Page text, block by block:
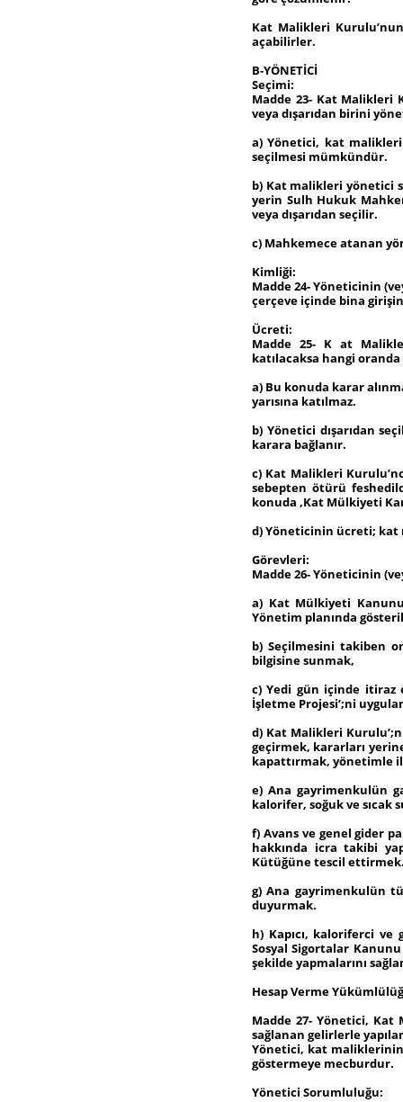
Kat Malikleri
açabilirler.
B-YÖNETİCİ
Seçimi:
Madde 23- Kat Malikleri
veya dışarıdan birini
a) Yönetici, kat
seçilmesi mümkündür.
b) Kat malikleri yönetici
yerin Sulh Hukuk
veya dışarıdan seçilir.
c) Mahkemece atanan
Kimliği:
Madde 24- Yöneticinin
çerçeve içinde bina
Ücreti:
Madde 25- K at
katılacaksa hangi
a) Bu konuda karar
yarısına katılmaz.
b) Yönetici dışarıdan
karara bağlanır.
c) Kat Malikleri
sebepten ötürü
konuda ,Kat Mülkiyeti
d) Yöneticinin ücreti; kat
Görevleri:
Madde 26- Yöneticinin
a) Kat Mülkiyeti
Yönetim planında
b) Seçilmesini takiben
bilgisine sunmak,
c) Yedi gün içinde itiraz
İşletme Projesi’;ni
d) Kat Malikleri
geçirmek, kararları
kapattırmak, yönetimle
e) Ana gayrimenkulün
kalorifer, soğuk ve
f) Avans ve genel gider
hakkında icra takibi
Kütüğüne tescil
g) Ana gayrimenkulün
duyurmak.
h) Kapıcı, kaloriferci
Sosyal Sigortalar
şekilde yapmalarını
Hesap Verme
Madde 27- Yönetici,
sağlanan gelirlerle
Yönetici, kat maliklerinin
göstermeye mecburdur.
Yönetici Sorumluluğu: